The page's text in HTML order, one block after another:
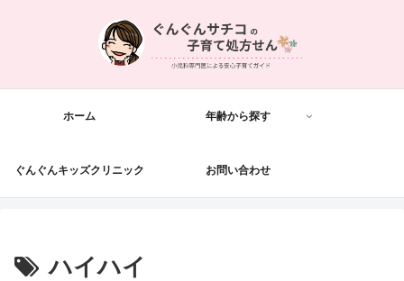
ホーム 年齢から探す
ぐんぐんキッズクリニック お問い合わせ
ハイハイ